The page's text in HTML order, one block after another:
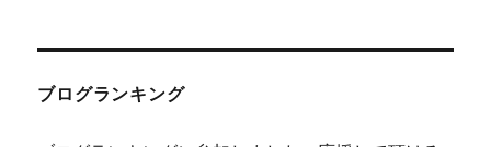
ブログランキング